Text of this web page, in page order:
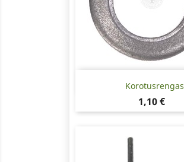
Korotusrengas
Hinta
1,10 €
Pikakatselu